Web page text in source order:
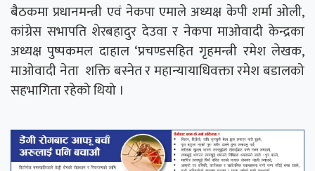
बैठकमा प्रधानमन्त्री एवं नेकपा एमाले अध्यक्ष केपी शर्मा ओली,
कांग्रेस सभापति शेरबहादुर देउवा र नेकपा माओवादी केन्द्रका
अध्यक्ष पुष्पकमल दाहाल ‘प्रचण्डसहित गृहमन्त्री रमेश लेखक,
माओवादी नेता शक्ति बस्नेत र महान्यायाधिवक्ता रमेश बडालको
सहभागिता रहेको थियो ।